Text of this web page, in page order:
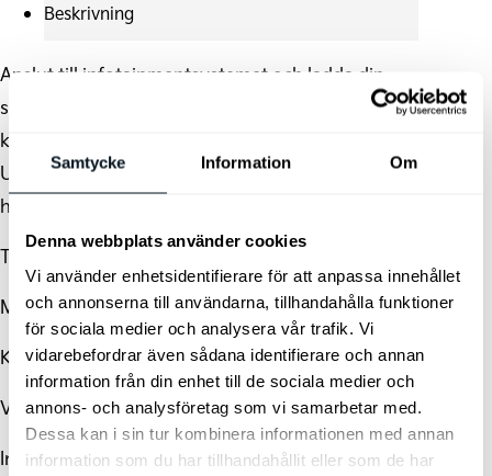
Samtycke Information Om
Denna webbplats använder cookies
Vi använder enhetsidentifierare för att anpassa innehållet
och annonserna till användarna, tillhandahålla funktioner
för sociala medier och analysera vår trafik. Vi
vidarebefordrar även sådana identifierare och annan
information från din enhet till de sociala medier och
annons- och analysföretag som vi samarbetar med.
Dessa kan i sin tur kombinera informationen med annan
information som du har tillhandahållit eller som de har
Beskrivning
Anslut till infotainmentsystemet och ladda din
smartphone snabbt med denna 120 cm USB-
kabel med en upplyst Kia-logotyp. Ena änden har
USB A- och USB C-kontakter, medan den andra
har USB C och Apple Lightning.
Teknisk information:
Material: Återvunnen ABS-plast + rPET
Kabellängd: 120 cm
Vikt: Ca. 35 g
Ingång: USB A/C upp till 60W